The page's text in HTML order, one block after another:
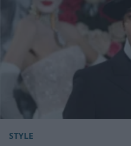
STYLE